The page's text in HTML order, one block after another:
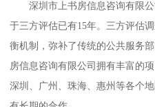
深圳市上书房信息咨询有限
于三方评估已有15年。三方评估
衡机制，弥补了传统的公共服务
房信息咨询有限公司拥有丰富的
深圳、广州、珠海、惠州等各个